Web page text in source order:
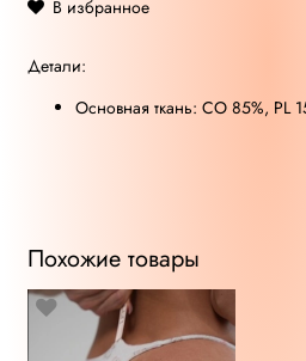
В избранное
Детали:
Основная ткань: СО 85%, PL
Похожие товары